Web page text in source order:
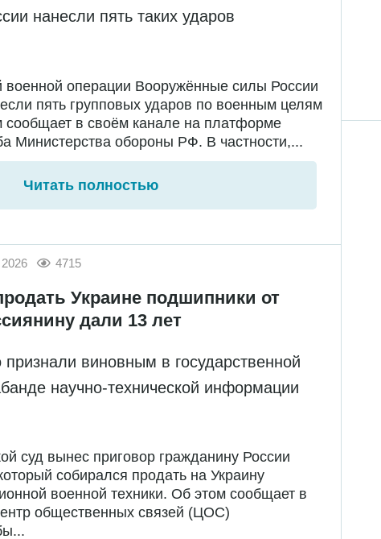
нанесли пять таких ударов
военной операции Вооружённые силы России
пять групповых ударов по военным целям
сообщает в своём канале на платформе
Министерства обороны РФ. В частности,...
Читать полностью
4715
Украине подшипники от
дали 13 лет
виновным в государственной
научно-технической информации
суд вынес приговор гражданину России
собирался продать на Украину
военной техники. Об этом сообщает в
общественных связей (ЦОС)